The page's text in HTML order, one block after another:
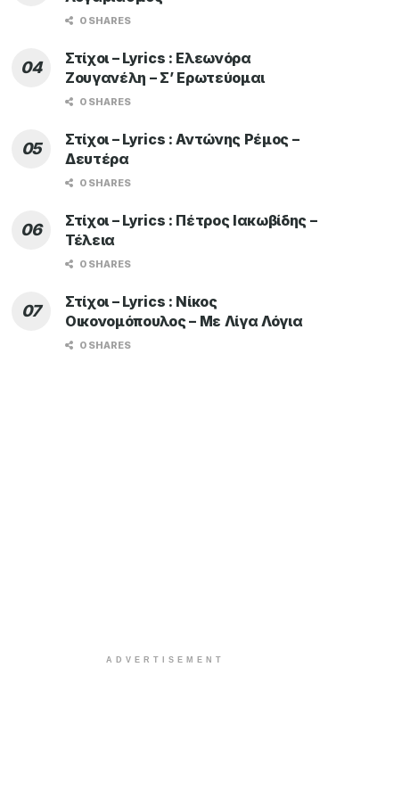
0 SHARES
Στίχοι – Lyrics : Ελεωνόρα
Ζουγανέλη – Σ’ Ερωτεύομαι
0 SHARES
Στίχοι – Lyrics : Αντώνης Ρέμος –
Δευτέρα
0 SHARES
Στίχοι – Lyrics : Πέτρος Ιακωβίδης –
Τέλεια
0 SHARES
Στίχοι – Lyrics : Νίκος
Οικονομόπουλος – Με Λίγα Λόγια
0 SHARES
ADVERTISEMENT